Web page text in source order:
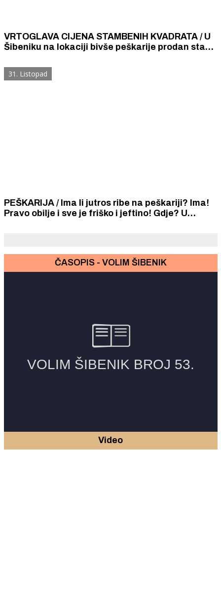
VRTOGLAVA CIJENA STAMBENIH KVADRATA / U
Šibeniku na lokaciji bivše peškarije prodan stan
31. Listopad
PEŠKARIJA / Ima li jutros ribe na peškariji? Ima!
Pravo obilje i sve je friško i jeftino! Gdje? U
ČASOPIS - VOLIM ŠIBENIK
Video